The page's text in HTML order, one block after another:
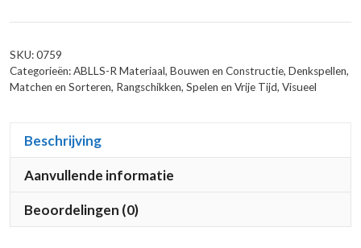
SKU:0759
Categorieën:ABLLS-R Materiaal, Bouwen en Constructie, Denkspellen,
Matchen en Sorteren, Rangschikken, Spelen en Vrije Tijd, Visueel
Beschrijving
Aanvullende informatie
Beoordelingen (0)